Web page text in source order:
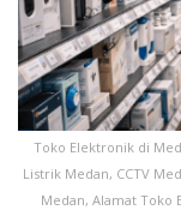
Toko Elektronik di
Listrik Medan, CCTV
Medan, Alamat Toko